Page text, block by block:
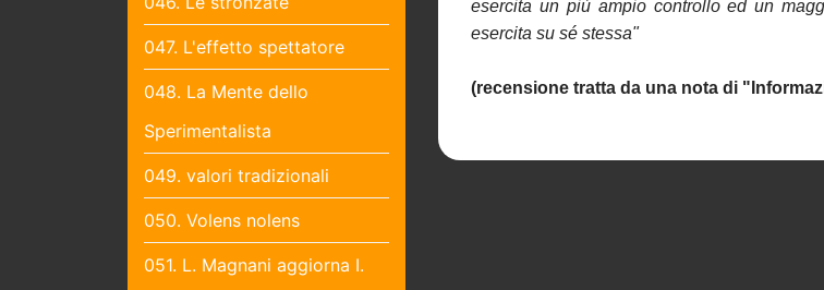
047. L'effetto spettatore
048. La Mente dello
Sperimentalista
049. valori tradizionali
050. Volens nolens
051. L. Magnani aggiorna I.
esercita un più ampio controllo ed un
esercita su sé stessa"
(recensione tratta da una nota di